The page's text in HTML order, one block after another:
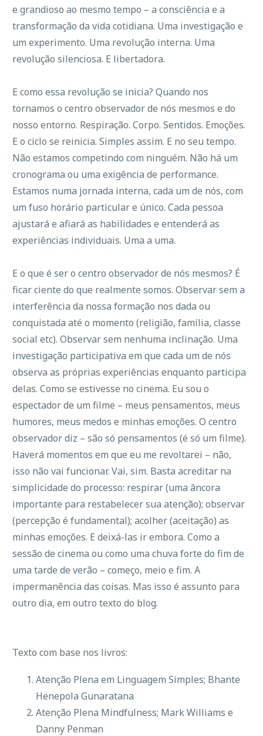
e grandioso ao mesmo tempo – a consciência e a
transformação da vida cotidiana. Uma investigação e
um experimento. Uma revolução interna. Uma
revolução silenciosa. E libertadora.
E como essa revolução se inicia? Quando nos
tornamos o centro observador de nós mesmos e do
nosso entorno. Respiração. Corpo. Sentidos. Emoções.
E o ciclo se reinicia. Simples assim. E no seu tempo.
Não estamos competindo com ninguém. Não há um
cronograma ou uma exigência de performance.
Estamos numa jornada interna, cada um de nós, com
um fuso horário particular e único. Cada pessoa
ajustará e afiará as habilidades e entenderá as
experiências individuais. Uma a uma.
E o que é ser o centro observador de nós mesmos? É
ficar ciente do que realmente somos. Observar sem a
interferência da nossa formação nos dada ou
conquistada até o momento (religião, família, classe
social etc). Observar sem nenhuma inclinação. Uma
investigação participativa em que cada um de nós
observa as próprias experiências enquanto participa
delas. Como se estivesse no cinema. Eu sou o
espectador de um filme – meus pensamentos, meus
humores, meus medos e minhas emoções. O centro
observador diz – são só pensamentos (é só um filme).
Haverá momentos em que eu me revoltarei – não,
isso não vai funcionar. Vai, sim. Basta acreditar na
simplicidade do processo: respirar (uma âncora
importante para restabelecer sua atenção); observar
(percepção é fundamental); acolher (aceitação) as
minhas emoções. E deixá-las ir embora. Como a
sessão de cinema ou como uma chuva forte do fim de
uma tarde de verão – começo, meio e fim. A
impermanência das coisas. Mas isso é assunto para
outro dia, em outro texto do blog.
Texto com base nos livros:
Atenção Plena em Linguagem Simples; Bhante
Henepola Gunaratana
Atenção Plena Mindfulness; Mark Williams e
Danny Penman